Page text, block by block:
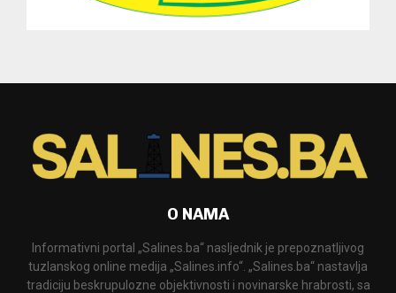
O NAMA
Informativni portal „Salines.ba“ nasljednik je prepoznatljivog
tuzlanskog online medija „Salines.info“. „Salines.ba“ nastavlja
tradiciju beskrupulozne objektivnosti i novinarske hrabrosti, sa